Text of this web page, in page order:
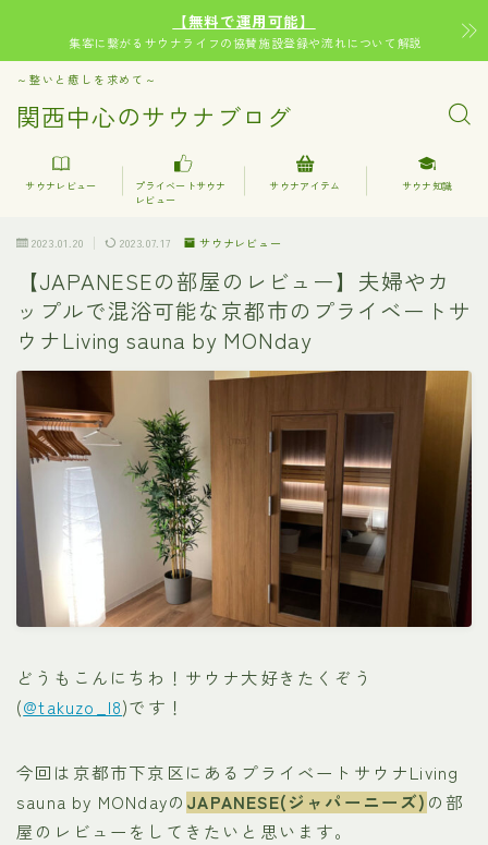
【無料で運用可能】
集客に繋がるサウナライフの協賛施設登録や流れについて解説
関西中心のサウナブログ
～整いと癒しを求めて～
サウナレビュー
プライベートサウナ
レビュー
サウナアイテム サウナ知識
2023.01.20 2023.07.17 サウナレビュー
【JAPANESEの部屋のレビュー】夫婦やカ
ップルで混浴可能な京都市のプライベートサ
ウナLiving sauna by MONday
どうもこんにちわ！サウナ大好きたくぞう
(@takuzo_l8)です！
今回は京都市下京区にあるプライベートサウナLiving
sauna by MONdayの JAPANESE(ジャパーニーズ) の部
屋のレビューをしてきたいと思います。